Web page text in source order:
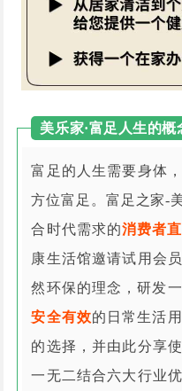
美乐家·富足人生的概
富足的人生需要身体
方位富足。富足之家-
合时代需求的消费者
康生活馆邀请试用会
然环保的理念，研发一
安全有效的日常生活
的选择，并由此分享
一无二结合六大行业